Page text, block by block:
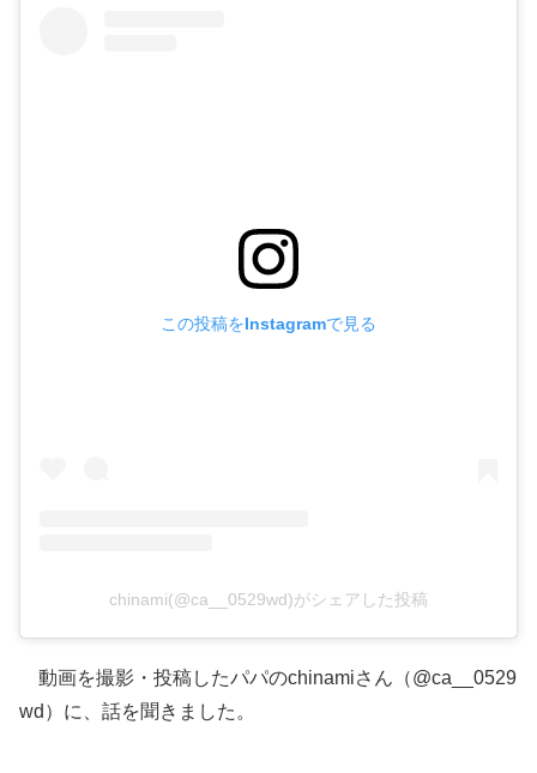
この投稿をInstagramで見る
chinami(@ca__0529wd)がシェアした投稿
動画を撮影・投稿したパパのchinamiさん（@ca__0529
wd）に、話を聞きました。